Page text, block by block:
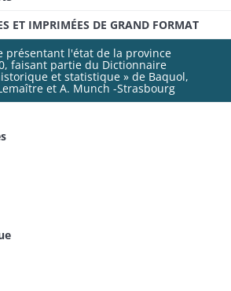
ET IMPRIMÉES DE GRAND FORMAT
présentant l'état de la province
faisant partie du Dictionnaire
et statistique » de Baquol,
et A. Munch -Strasbourg